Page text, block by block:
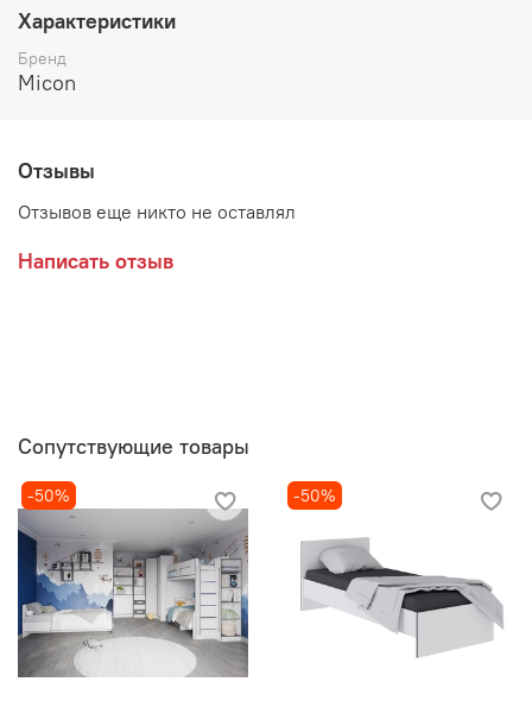
высота 400 мм
Цвет:
Характеристики
Бренд
Micon
Отзывы
Отзывов еще никто не оставлял
Написать отзыв
Сопутствующие товары
-50% -50%